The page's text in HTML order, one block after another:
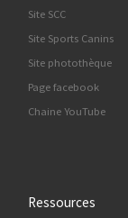
Site SCC
Site Sports Canins
Site photothèque
Page facebook
Chaine YouTube
Ressources